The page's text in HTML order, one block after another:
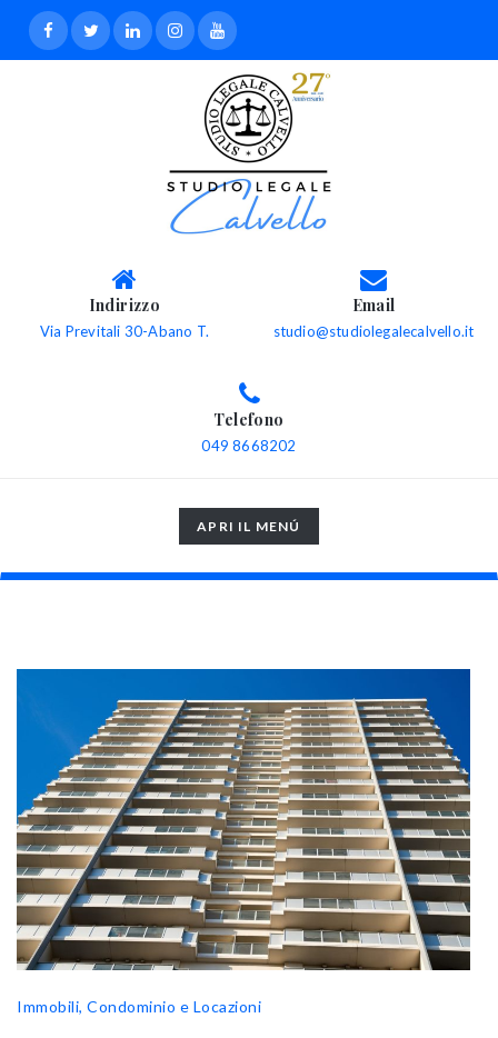
Indirizzo
Via Previtali 30-Abano T.
Email
studio@studiolegalecalvello.it
Telefono
049 8668202
TOGGLE
NAVIGATION
APRI IL MENÚ
Immobili, Condominio e Locazioni